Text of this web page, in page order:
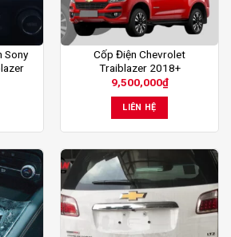
Sony
Cốp Điện Chevrolet
Traiblazer 2018+
9,500,000₫
LIÊN HỆ